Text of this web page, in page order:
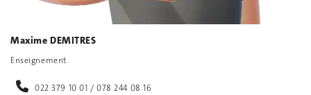
Maxime DEMITRES
Enseignement
022 379 10 01 / 078 244 08 16